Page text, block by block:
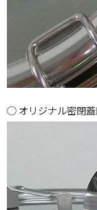
オリジナル密閉